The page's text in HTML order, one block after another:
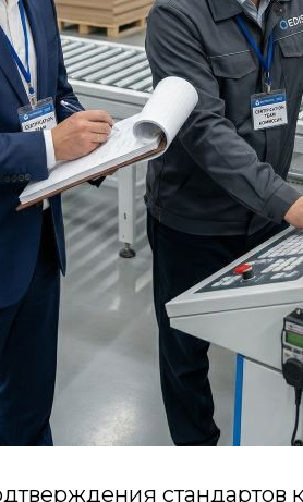
стандартов